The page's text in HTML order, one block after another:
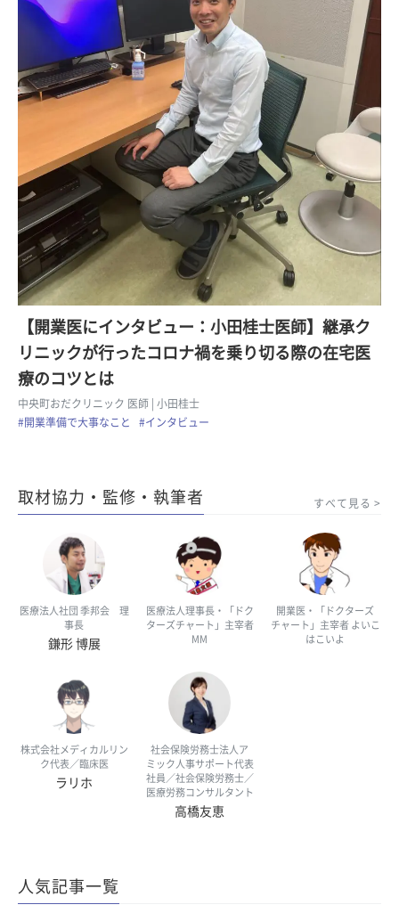
【開業医にインタビュー：小田桂士医師】継承ク
リニックが行ったコロナ禍を乗り切る際の在宅医
療のコツとは
中央町おだクリニック 医師
| 小田桂士
#開業準備で大事なこと
#インタビュー
取材協力・監修・執筆者 すべて見る
医療法人社団 季邦会 理
事長
鎌形 博展
医療法人理事長・「ドク
ターズチャート」主宰者
MM
開業医・「ドクターズ
チャート」主宰者 よいこ
はこいよ
株式会社メディカルリン
ク代表／臨床医
ラリホ
社会保険労務士法人ア
ミック人事サポート代表
社員／社会保険労務士／
医療労務コンサルタント
高橋友恵
人気記事一覧